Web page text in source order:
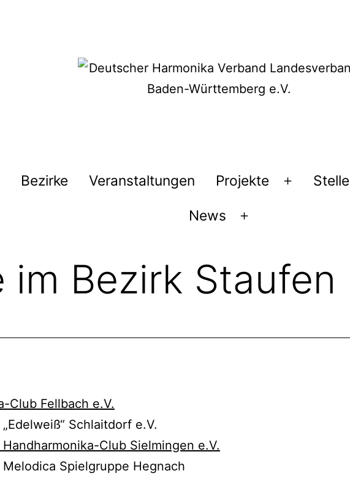
Bezirke Veranstaltungen Projekte
Menü
News
Menü
im Bezirk Staufen
Club Fellbach e.V.
Schlaitdorf e.V.
Club Sielmingen e.V.
Spielgruppe Hegnach